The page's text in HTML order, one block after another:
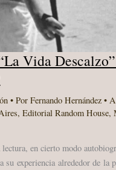
Vida
• PorFernando Hernández•
,Editorial Random House,
lectura, en cierto modo
su experiencia alrededor de la